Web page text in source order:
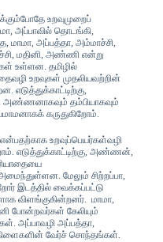
உறவுமுறைப்
அப்பாவில் தொடங்கி,
அப்பத்தா, அம்மாச்சி,
மதினி, அண்ணி என்று
உள்ளன. தமிழில்
உறவுகள் முதலியவற்றின்
எடுத்துக்காட்டிற்கு,
அண்ணனாகவும் தம்பியாகவும்
கருதுகிறோம்.
உறவுப்பெயர்கள்வழி
எடுத்துக்காட்டிற்கு, அண்ணன்,
மேலும் சிற்றப்பா,
இடத்தில் வைக்கப்பட்டு
விளங்குகின்றனர். மாமா,
போன்றவர்கள் கேலியும்
அப்பாவழி அப்பத்தா,
கிளைகளின் வேர்ச் சொந்தங்கள்.